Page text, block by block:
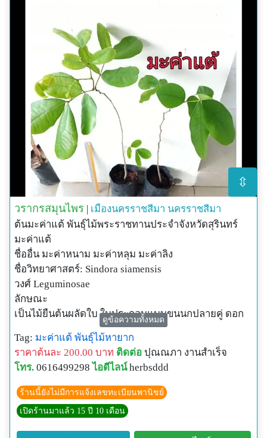
⇳
วรากรสมุนไพร | เมืองนครราชสีมา นครราชสีมา
ต้นมะค่าแต้ พันธุ์ไม้พระราชทานประจำจังหวัดสุรินทร์
มะค่าแต้
ชื่ออื่น มะค่าหนาม มะค่าหลุม มะค่าลิง
ชื่อวิทยาศาสตร์: Sindora siamensis
วงศ์ Leguminosae
ลักษณะ
เป็นไม้ยืนต้นผลัดใบ ใบประกอบแบบขนนกปลายคู่ ดอก
ช่อมีดอกย่อยจำนวนมาก ฝักแบนหรือกลมแบน ออกดอก
ช่วงเดือนมีนาคม – พฤษภาคม พบครั้งแรกที่จังหวัด
ราชบุรี โดย J.E. Teijsmann ชื่อสปีชีส์ตั้งเป็นเกียรติแก่
ประเทศไทย กระจายพันธุ์ในกัมพูชา ลาว มาเลเซีย ไทย
และ เวียดนาม
ในภาคอีสานของไทยมีมะค่าแต้สองสายพันธุ์คือแต้โหลน
ฝักแบบรูปไข่ ไม่มีหนาม และแต้หนาม ฝักแบนรูปไข่ มี
หนาม ความสูง 10 - 25 เมตร เปลือกเรียบสีเทาคล้ำกิ่ง
ดูข้อความทั้งหมด
Tag: มะค่าแต้ พันธุ์ไม้หายาก
ราคาต้นละ 200.00 บาท ติดต่อ ปุณณภา งานสำเร็จ
โทร. 0616499298 ไอดีไลน์ herbsddd
ร้านนี้ยังไม่มีการแจ้งเลขทะเบียนพานิชย์
เปิดร้านมาแล้ว 15 ปี 10 เดือน